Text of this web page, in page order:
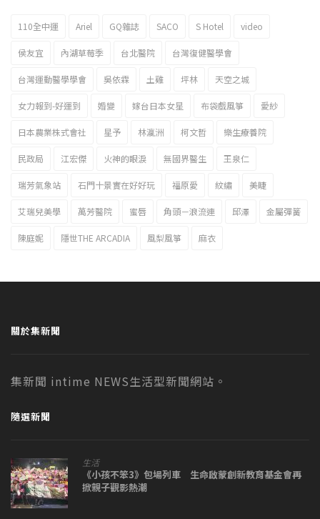
2023新北市北海岸國際風箏節「風在石起」霸氣回歸
110全中運 Ariel GQ雜誌 SACO S Hotel video
侯友宜 內湖草莓季 台北醫院 台灣復健醫學會
台灣運動醫學學會 吳依霖 土雞 坪林 天空之城
女力報到-好運到 婚變 嫁台日本女星 布袋戲風箏 愛紗
日本農業株式會社 星予 林瀛洲 柯文哲 樂生療養院
民政局 江宏傑 火神的眼淚 無國界醫生 王泉仁
瑞芳氣象站 石門十景實在好好玩 福原愛 紋繡 美睫
艾瑞兒美學 萬芳醫院 蜜唇 角頭－浪流連 邱澤 金屬彈簧
陳庭妮 隱世THE ARCADIA 風梨風箏 麻衣
關於集新聞
集新聞 intime NEWS生活型新聞網站。
隨選新聞
生活
《小孩不笨3》包場列車 生命啟蒙創新教育基金會再
掀親子觀影熱潮